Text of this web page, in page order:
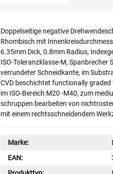
Doppelseitige negative
Rhombisch mit
6.35mm Dick, 0.8mm Radius,
ISO-Toleranzklasse-M, Spanbrecher
verrundeter Schneidkante, im
CVD beschichtet functionally graded
im ISO-Bereich M20 -M40, zum
schruppen bearbeiten von
mit einem rechtsschneidendem
Marke:
EAN: